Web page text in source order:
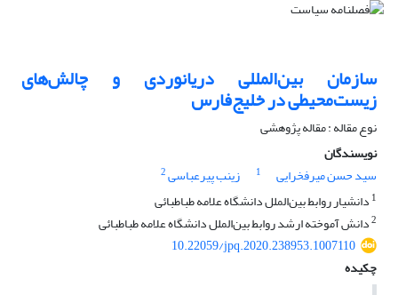
سازمان بین‌المللی دریانوردی و چالش‌های
زیست‌محیطی در خلیج‌فارس
نوع مقاله : مقاله پژوهشی
نویسندگان
سید حسن میرفخرایی
1 زینب پیرعباسی2
1 دانشیار روابط بین‌الملل دانشگاه علامه طباطبائی
2دانش آموخته ارشد روابط بین‌الملل دانشگاه علامه طباطبائی
10.22059/jpq.2020.238953.1007110
چکیده